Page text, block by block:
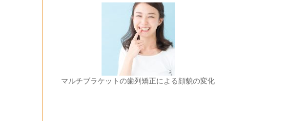
マルチブラケットの歯列矯正による顔貌の変化